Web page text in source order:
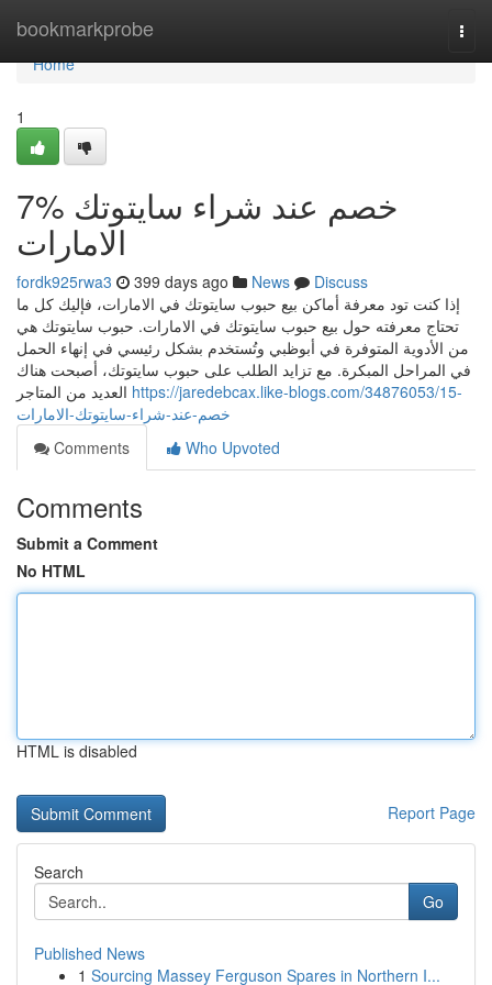
bookmarkprobe
Home
Home
1
7% خصم عند شراء سايتوتك
الامارات
fordk925rwa3 399 days ago News
Discuss
إذا كنت تود معرفة أماكن بيع حبوب سايتوتك في الامارات، فإليك كل ما
تحتاج معرفته حول بيع حبوب سايتوتك في الامارات. حبوب سايتوتك هي
من الأدوية المتوفرة في أبوظبي وتُستخدم بشكل رئيسي في إنهاء الحمل
في المراحل المبكرة. مع تزايد الطلب على حبوب سايتوتك، أصبحت هناك
https://jaredebcax.like-blogs.com/34876053/15-
خصم-عند-شراء-سايتوتك-الامارات
Comments
Who Upvoted
Comments
Submit a Comment
No HTML
HTML is disabled
Report Page
Search
Go
Published News
1 Sourcing Massey Ferguson Spares in Northern I...